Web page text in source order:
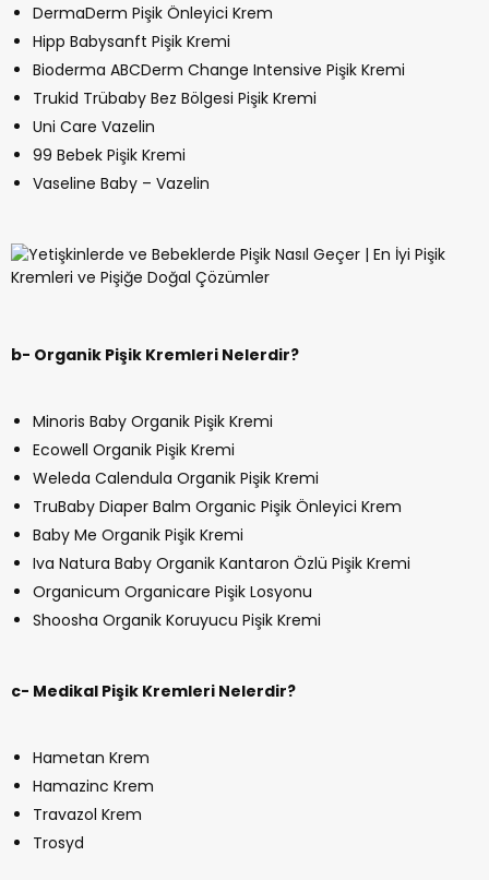
DermaDerm Pişik Önleyici Krem
Hipp Babysanft Pişik Kremi
Bioderma ABCDerm Change Intensive Pişik Kremi
Trukid Trübaby Bez Bölgesi Pişik Kremi
Uni Care Vazelin
99 Bebek Pişik Kremi
Vaseline Baby – Vazelin
b- Organik Pişik Kremleri Nelerdir?
Minoris Baby Organik Pişik Kremi
Ecowell Organik Pişik Kremi
Weleda Calendula Organik Pişik Kremi
TruBaby Diaper Balm Organic Pişik Önleyici Krem
Baby Me Organik Pişik Kremi
Iva Natura Baby Organik Kantaron Özlü Pişik Kremi
Organicum Organicare Pişik Losyonu
Shoosha Organik Koruyucu Pişik Kremi
c- Medikal Pişik Kremleri Nelerdir?
Hametan Krem
Hamazinc Krem
Travazol Krem
Trosyd